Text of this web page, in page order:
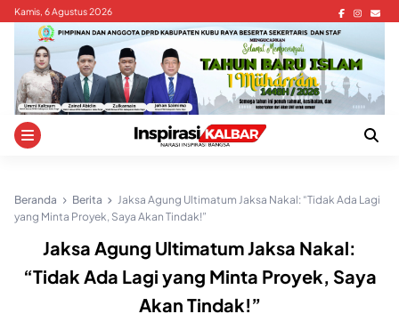
Skip
content
Kamis, 6 Agustus 2026
Beranda Berita
Jaksa Agung Ultimatum Jaksa Nakal: “Tidak Ada Lagi
yang Minta Proyek, Saya Akan Tindak!”
Jaksa Agung Ultimatum Jaksa Nakal:
“Tidak Ada Lagi yang Minta Proyek, Saya
Akan Tindak!”